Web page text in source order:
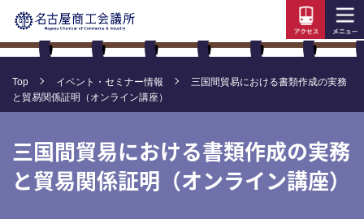
Top イベント・セミナー情報
三国間貿易における書類作成の実務
と貿易関係証明（オンライン講座）
三国間貿易における書類作成の実務
と貿易関係証明（オンライン講座）